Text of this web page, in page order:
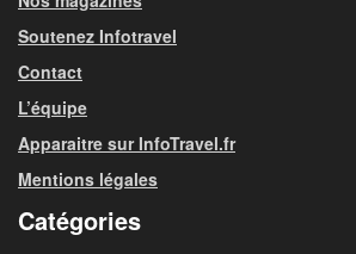
Soutenez Infotravel
Contact
L’équipe
Apparaitre sur InfoTravel.fr
Mentions légales
Catégories